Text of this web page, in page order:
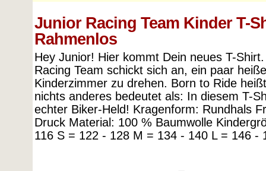
Junior Racing Team Kinder T-
Rahmenlos
Hey Junior! Hier kommt Dein neues T-
Racing Team schickt sich an, ein paar
Kinderzimmer zu drehen. Born to Ride
nichts anderes bedeutet als: In diesem T-
echter Biker-Held! Kragenform: Rundhals
Druck Material: 100 % Baumwolle
116 S = 122 - 128 M = 134 - 140 L = 146 -